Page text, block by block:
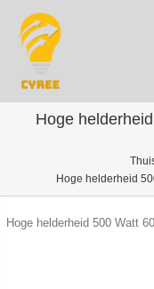
naar
content
Hoge
Hoge helderheid
Hoge helderheid 500 Watt